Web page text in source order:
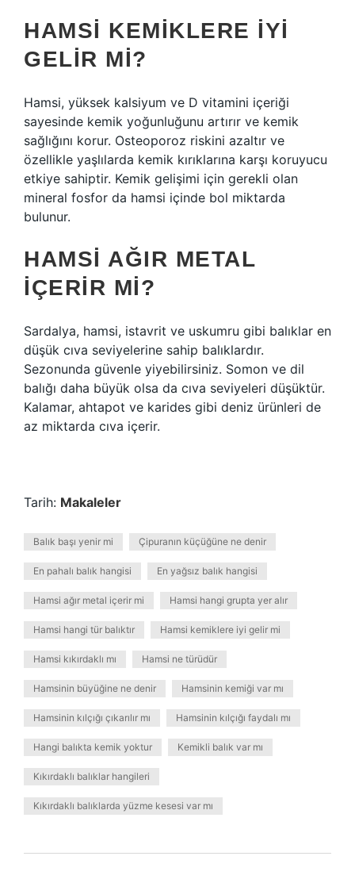
HAMSI KEMIKLERE IYI
GELIR MI?
Hamsi, yüksek kalsiyum ve D vitamini içeriği
sayesinde kemik yoğunluğunu artırır ve kemik
sağlığını korur. Osteoporoz riskini azaltır ve
özellikle yaşlılarda kemik kırıklarına karşı koruyucu
etkiye sahiptir. Kemik gelişimi için gerekli olan
mineral fosfor da hamsi içinde bol miktarda
bulunur.
HAMSI AĞIR METAL
IÇERIR MI?
Sardalya, hamsi, istavrit ve uskumru gibi balıklar en
düşük cıva seviyelerine sahip balıklardır.
Sezonunda güvenle yiyebilirsiniz. Somon ve dil
balığı daha büyük olsa da cıva seviyeleri düşüktür.
Kalamar, ahtapot ve karides gibi deniz ürünleri de
az miktarda cıva içerir.
Tarih: Makaleler
Balık başı yenir mi Çipuranın küçüğüne ne denir
En pahalı balık hangisi En yağsız balık hangisi
Hamsi ağır metal içerir mi Hamsi hangi grupta yer alır
Hamsi hangi tür balıktır Hamsi kemiklere iyi gelir mi
Hamsi kıkırdaklı mı Hamsi ne türüdür
Hamsinin büyüğine ne denir Hamsinin kemiği var mı
Hamsinin kılçığı çıkarılır mı Hamsinin kılçığı faydalı mı
Hangi balıkta kemik yoktur Kemikli balık var mı
Kıkırdaklı balıklar hangileri
Kıkırdaklı balıklarda yüzme kesesi var mı